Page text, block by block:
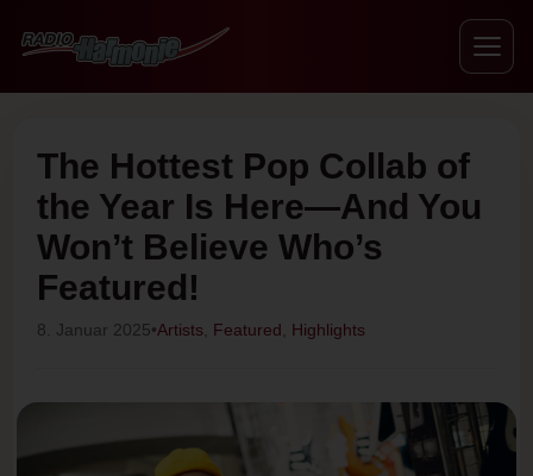
The Hottest Pop Collab of
the Year Is Here—And You
Won’t Believe Who’s
Featured!
8. Januar 2025•Artists Featured Highlights